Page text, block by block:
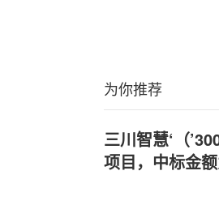
为你推荐
三川智慧‘（
项目，中标金